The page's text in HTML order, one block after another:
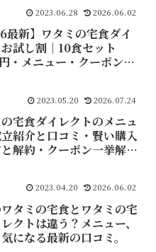
2023.06.28 2026.06.02
最新】ワタミの宅食ダイ
試し割｜10食セット
・メニュー・クーポン完
2023.05.20 2026.07.24
宅食ダイレクトのメニュ
紹介と口コミ・賢い購入
解約・クーポン一挙解
2023.04.20 2026.06.02
タミの宅食とワタミの宅
クトは違う？メニュー、
になる最新の口コミ。